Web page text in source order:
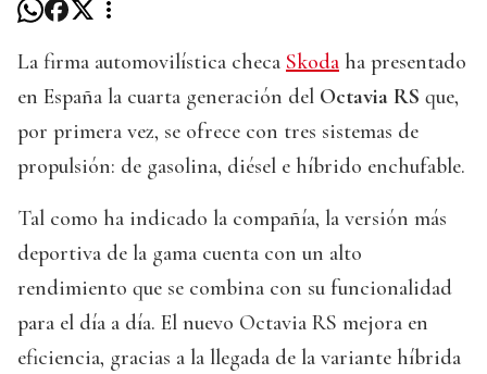
La firma automovilística checa Skoda ha presentado
en España la cuarta generación del Octavia RS que,
por primera vez, se ofrece con tres sistemas de
propulsión: de gasolina, diésel e híbrido enchufable.
Tal como ha indicado la compañía, la versión más
deportiva de la gama cuenta con un alto
rendimiento que se combina con su funcionalidad
para el día a día. El nuevo Octavia RS mejora en
eficiencia, gracias a la llegada de la variante híbrida